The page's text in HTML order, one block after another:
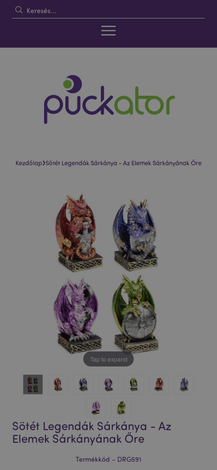
Kezdőlap›Sötét Legendák Sárkánya - Az Elemek Sárkányának Őre
Tap to expand
Sötét Legendák Sárkánya - Az
Elemek Sárkányának Őre
Termékkód - DRG591